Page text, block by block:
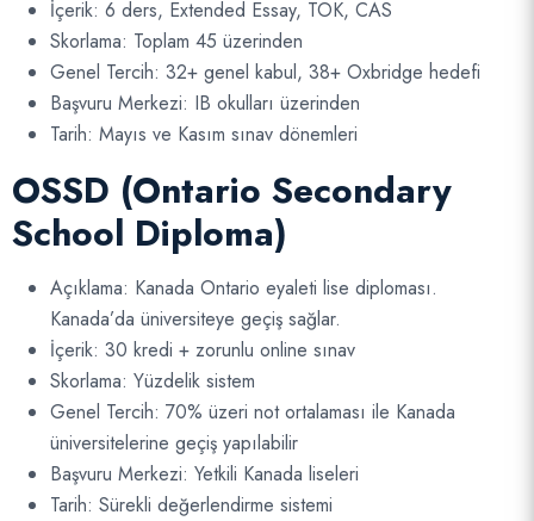
İçerik: 6 ders, Extended Essay, TOK, CAS
Skorlama: Toplam 45 üzerinden
Genel Tercih: 32+ genel kabul, 38+ Oxbridge hedefi
Başvuru Merkezi: IB okulları üzerinden
Tarih: Mayıs ve Kasım sınav dönemleri
OSSD (Ontario Secondary
School Diploma)
Açıklama: Kanada Ontario eyaleti lise diploması.
Kanada’da üniversiteye geçiş sağlar.
İçerik: 30 kredi + zorunlu online sınav
Skorlama: Yüzdelik sistem
Genel Tercih: 70% üzeri not ortalaması ile Kanada
üniversitelerine geçiş yapılabilir
Başvuru Merkezi: Yetkili Kanada liseleri
Tarih: Sürekli değerlendirme sistemi